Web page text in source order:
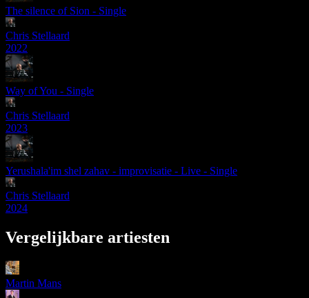
The silence of Sion - Single
Chris Stellaard
2022
Way of You - Single
Chris Stellaard
2023
Yerushala'im shel zahav - improvisatie - Live - Single
Chris Stellaard
2024
Vergelijkbare artiesten
Martin Mans